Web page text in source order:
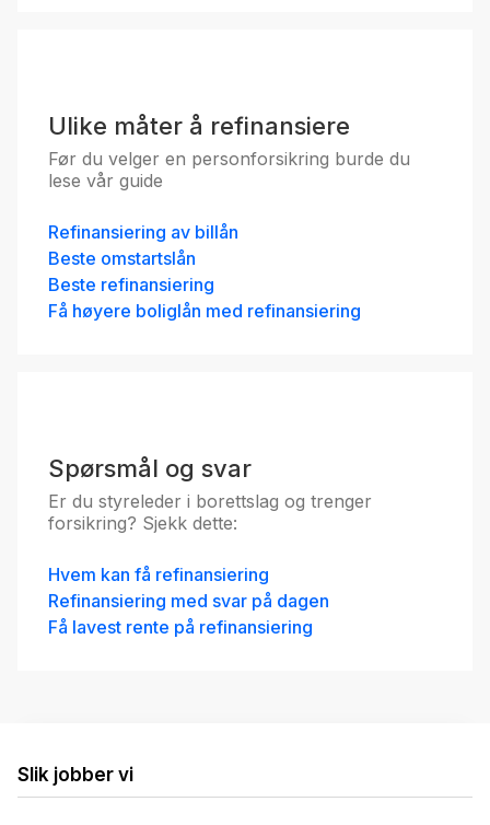
Ulike måter å refinansiere
Før du velger en personforsikring burde du
lese vår guide
Refinansiering av billån
Beste omstartslån
Beste refinansiering
Få høyere boliglån med refinansiering
Spørsmål og svar
Er du styreleder i borettslag og trenger
forsikring? Sjekk dette:
Hvem kan få refinansiering
Refinansiering med svar på dagen
Få lavest rente på refinansiering
Slik jobber vi